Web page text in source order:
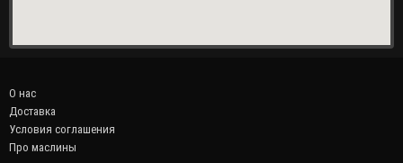
О нас
Доставка
Условия соглашения
Про маслины